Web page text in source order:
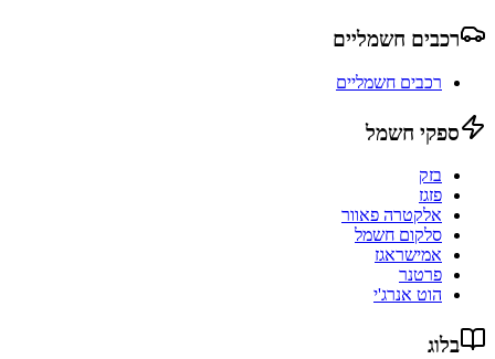
רכבים חשמליים
רכבים חשמליים
ספקי חשמל
בזק
פזגז
אלקטרה פאוור
סלקום חשמל
אמישראגז
פרטנר
הוט אנרג'י
בלוג